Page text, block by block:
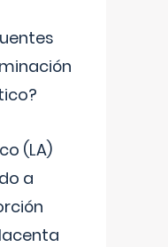
(LA)
a